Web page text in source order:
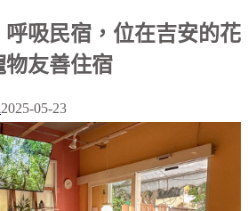
吸民宿，位在吉安的花
物友善住宿
2025-05-23